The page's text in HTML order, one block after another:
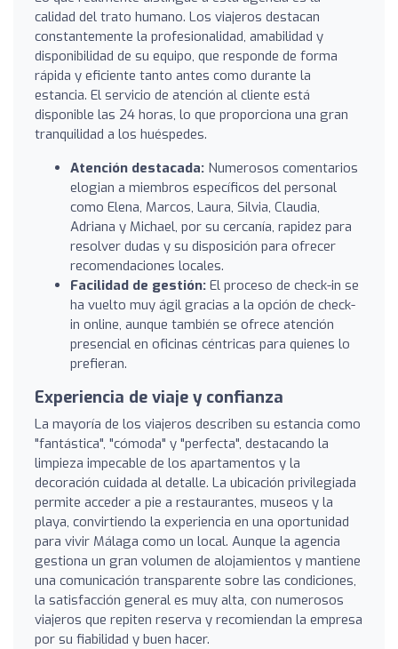
calidad del trato humano. Los viajeros destacan
constantemente la profesionalidad, amabilidad y
disponibilidad de su equipo, que responde de forma
rápida y eficiente tanto antes como durante la
estancia. El servicio de atención al cliente está
disponible las 24 horas, lo que proporciona una gran
tranquilidad a los huéspedes.
Atención destacada: Numerosos comentarios
elogian a miembros específicos del personal
como Elena, Marcos, Laura, Silvia, Claudia,
Adriana y Michael, por su cercanía, rapidez para
resolver dudas y su disposición para ofrecer
recomendaciones locales.
Facilidad de gestión: El proceso de check-in se
ha vuelto muy ágil gracias a la opción de check-
in online, aunque también se ofrece atención
presencial en oficinas céntricas para quienes lo
prefieran.
Experiencia de viaje y confianza
La mayoría de los viajeros describen su estancia como
"fantástica", "cómoda" y "perfecta", destacando la
limpieza impecable de los apartamentos y la
decoración cuidada al detalle. La ubicación privilegiada
permite acceder a pie a restaurantes, museos y la
playa, convirtiendo la experiencia en una oportunidad
para vivir Málaga como un local. Aunque la agencia
gestiona un gran volumen de alojamientos y mantiene
una comunicación transparente sobre las condiciones,
la satisfacción general es muy alta, con numerosos
viajeros que repiten reserva y recomiendan la empresa
por su fiabilidad y buen hacer.